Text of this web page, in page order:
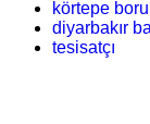
körtepe
diyarbakır
tesisatçı